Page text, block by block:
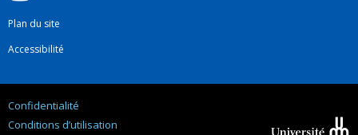
Plan du site
Accessibilité
Confidentialité
Conditions d’utilisation